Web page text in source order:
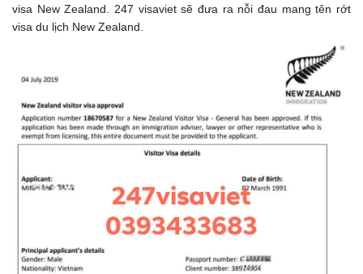
visa New Zealand. 247 visaviet sẽ đưa ra nỗi đau mang tên rớt
visa du lịch New Zealand.